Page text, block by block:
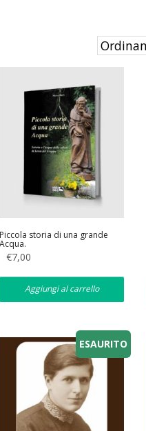
Piccola storia di una grande
Acqua.
€7,00
Aggiungi al carrello
ESAURITO